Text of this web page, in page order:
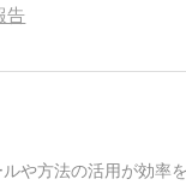
告
や方法の活用が効率